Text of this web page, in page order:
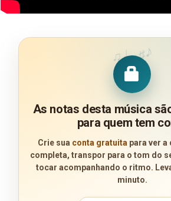
♫♩♯♪
As notas desta música
para quem tem
Crie sua conta gratuita para ver
completa, transpor para o tom do
tocar acompanhando o ritmo.
minuto.